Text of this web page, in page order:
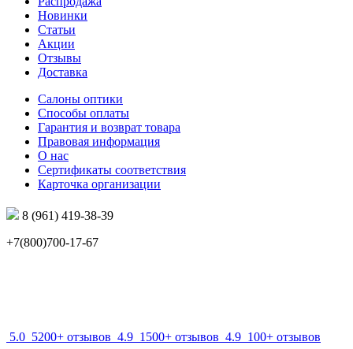
Новинки
Статьи
Акции
Отзывы
Доставка
Салоны оптики
Способы оплаты
Гарантия и возврат товара
Правовая информация
О нас
Сертификаты соответствия
Карточка организации
8 (961) 419-38-39
+7(800)700-17-67
5.0 5200+ отзывов 4.9 1500+ отзывов 4.9 100+ отзывов